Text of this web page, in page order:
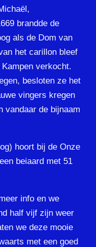
brandde de
als de Dom van
het carillon bleef
verkocht.
besloten ze het
vingers kregen
vandaar de bijnaam
hoort bij de Onze
beiaard met 51
info en we
half vijf zijn weer
we deze mooie
met een goed